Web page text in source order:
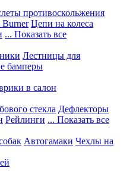
противоскольжения
Burner Цепи на колеса
... Показать все
Лестницы для
бамперы
в салон
стекла Дефлекторы
Рейлинги ... Показать все
Автогамаки Чехлы на